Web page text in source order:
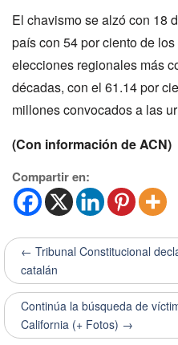
El chavismo se alzó con 18
país con 54 por ciento de
elecciones regionales más
décadas, con el 61.14 por
millones convocados a las
(Con información de ACN)
Compartir en:
← Tribunal Constitucional
catalán
Continúa la búsqueda de
California (+ Fotos) →